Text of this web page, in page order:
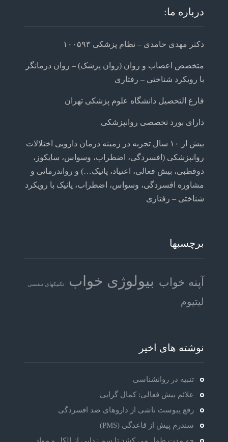
درباره ما:
دکتر مهدی حامدی – نظام پزشکی ۱۰۰۵۹۳
متخصص اعصاب و روان (روان پزشک) – روان درمانگر
با رویکرد شناختی – رفتاری
فارغ التحصیل دانشگاه علوم پزشکی تهران
دارای بورد تخصصی روانپزشکی
بیش از ۱۰ سال تجربه در زمینه درمان دارویی اختلالات
روانپزشکی (افسردگی، اضطراب، وسواس، سایکوز،
دوقطبی، بیش فعالی، اعتیاد، پانیک…) و رواندرمانی و
مشاوره افسردگی، وسواس، اضطراب، پانیک با رویکرد
شناختی – رفتاری
برچسبها
آپنه خواب بیولوژی خواب تکنیکهای تنفسی
لیتیوم
نوشته های اخیر
تنبیه در روانشناسی
علائم بیش فعالی: کمال گرایی
رفع یبوست ناشی از داروهای ضد افسردگی
سندرم پیش از قاعدگی (PMS)